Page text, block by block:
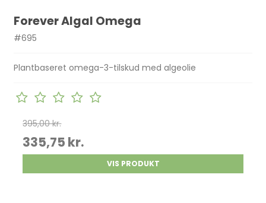
Forever Algal Omega
#695
Plantbaseret omega-3-tilskud med algeolie
395,00 kr.
335,75 kr.
VIS PRODUKT